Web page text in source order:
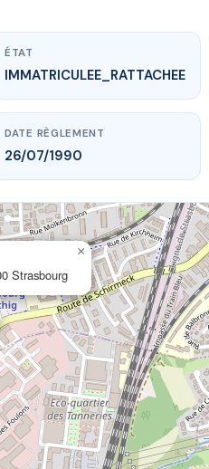
ÉTAT
IMMATRICULEE_RATTACHEE
DATE RÈGLEMENT
26/07/1990
Strasbourg
×